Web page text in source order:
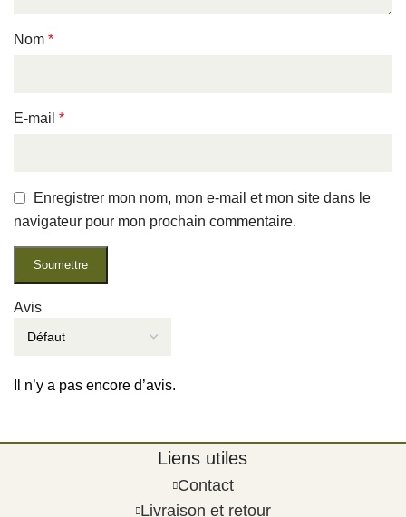
Avis
Il n’y a pas encore d’avis.
Nom *
E-mail *
Enregistrer mon nom, mon e-mail et mon site dans le
navigateur pour mon prochain commentaire.
Liens utiles
Contact
Livraison et retour